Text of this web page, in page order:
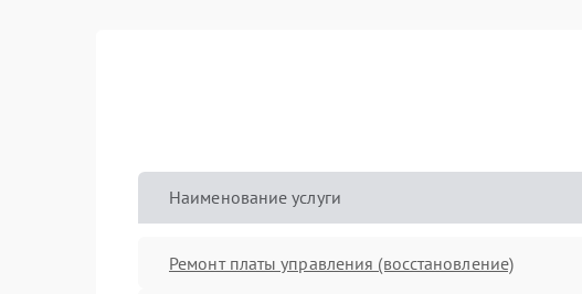
Наименование услуги
Ремонт платы управления (восстановление)